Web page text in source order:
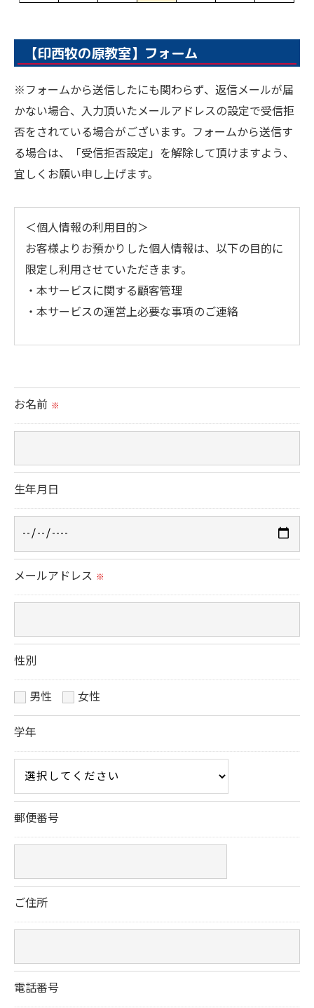
【印西牧の原教室】フォーム
※フォームから送信したにも関わらず、返信メールが届
かない場合、入力頂いたメールアドレスの設定で受信拒
否をされている場合がございます。フォームから送信す
る場合は、「受信拒否設定」を解除して頂けますよう、
宜しくお願い申し上げます。
＜個人情報の利用目的＞
お客様よりお預かりした個人情報は、以下の目的に
限定し利用させていただきます。
・本サービスに関する顧客管理
・本サービスの運営上必要な事項のご連絡
られた場合を除き、
＜個人情報の委託について＞
個人情報を外部に委託する場合があります。
これらの委託先に対しては個人情報保護契約等の措
置をとり、適切な監督を行います。
＜個人情報の安全管理＞
切に安全管理対策を実施します。
＜個人情報を与えなかった場合に生じる結果＞
必要な情報を頂けない場合は、それに対応した当社
のサービスをご提供できない場合がございますので
予めご了承ください。
＜個人情報の開示･訂正・削除･利用停止の手続につ
いて＞
当社では、お客様の個人情報の開示･訂正･削除・利
ご本人である事を確認のうえ、対応させて頂きま
す。
個人情報の開示･訂正･削除・利用停止の具体的手続
お名前 ※
生年月日
メールアドレス ※
性別
男性
女性
学年
郵便番号
ご住所
電話番号